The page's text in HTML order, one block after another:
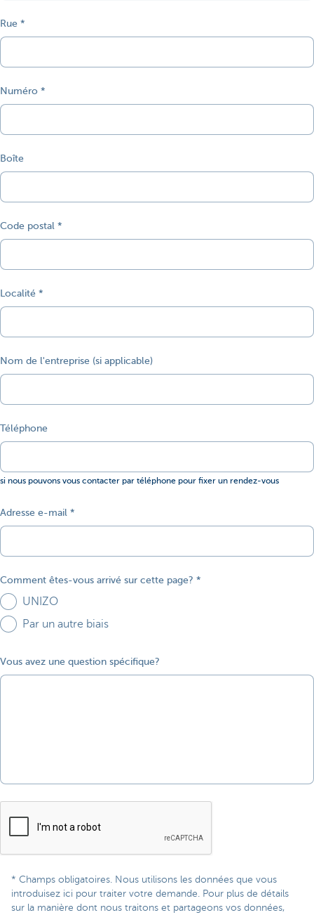
Rue
Numéro
Boîte
Code postal
Localité
Nom de l'entreprise (si applicable)
Téléphone
si nous pouvons vous contacter par téléphone pour fixer un rendez-vous
Adresse e-mail
Comment êtes-vous arrivé sur cette page?
UNIZO
Par un autre biais
Vous avez une question spécifique?
* Champs obligatoires. Nous utilisons les données que vous
introduisez ici pour traiter votre demande. Pour plus de détails
sur la manière dont nous traitons et partageons vos données,